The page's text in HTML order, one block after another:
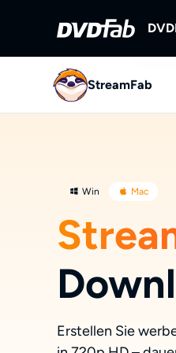
StreamFab
Win Mac
Erstellen Sie